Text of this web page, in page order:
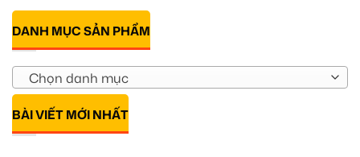
DANH MỤC SẢN PHẨM
Chọn danh mục
BÀI VIẾT MỚI NHẤT